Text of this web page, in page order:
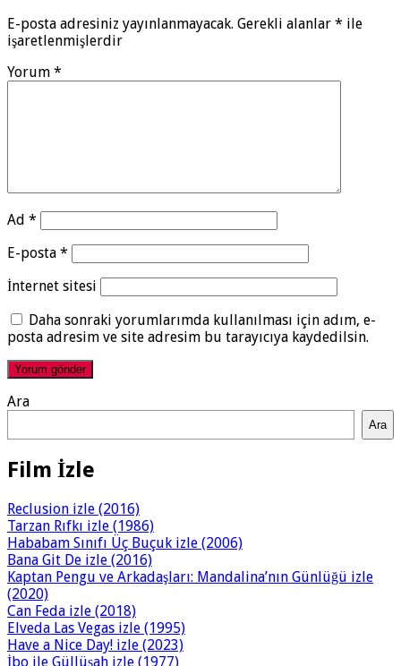
E-posta adresiniz yayınlanmayacak. Gerekli alanlar * ile
işaretlenmişlerdir
Yorum *
Ad *
E-posta *
İnternet sitesi
Daha sonraki yorumlarımda kullanılması için adım, e-
posta adresim ve site adresim bu tarayıcıya kaydedilsin.
Ara
Ara
Film İzle
Reclusion izle (2016)
Tarzan Rıfkı izle (1986)
Hababam Sınıfı Üç Buçuk izle (2006)
Bana Git De izle (2016)
Kaptan Pengu ve Arkadaşları: Mandalina’nın Günlüğü izle
(2020)
Can Feda izle (2018)
Elveda Las Vegas izle (1995)
Have a Nice Day! izle (2023)
İbo ile Güllüşah izle (1977)